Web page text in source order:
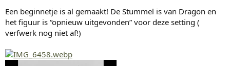
Een beginnetje is al gemaakt! De Stummel is van Dragon en
het figuur is “opnieuw uitgevonden” voor deze setting (
verfwerk nog niet af!)